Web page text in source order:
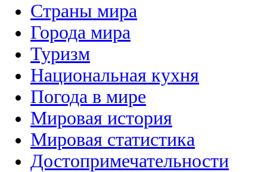
Страны мира
Города мира
Туризм
Национальная кухня
Погода в мире
Мировая история
Мировая статистика
Достопримечательности